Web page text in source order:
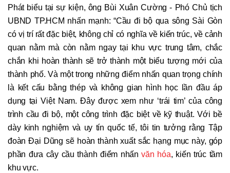
Phát biểu tại sự kiện, ông Bùi Xuân Cường - Phó Chủ tịch
UBND TP.HCM nhấn mạnh: “Cầu đi bộ qua sông Sài Gòn
có vị trí rất đặc biệt, không chỉ có nghĩa về kiến trúc, về cảnh
quan nằm mà còn nằm ngay tại khu vực trung tâm, chắc
chắn khi hoàn thành sẽ trở thành một biểu tượng mới của
thành phố. Và một trong những điểm nhấn quan trọng chính
là kết cấu bằng thép và không gian hình học lần đầu áp
dụng tại Việt Nam. Đây được xem như ‘trái tim’ của công
trình cầu đi bộ, một công trình đặc biệt về kỹ thuật. Với bề
dày kinh nghiệm và uy tín quốc tế, tôi tin tưởng rằng Tập
đoàn Đại Dũng sẽ hoàn thành xuất sắc hạng mục này, góp
phần đưa cây cầu thành điểm nhấnvăn hóa, kiến trúc tầm
khu vực.